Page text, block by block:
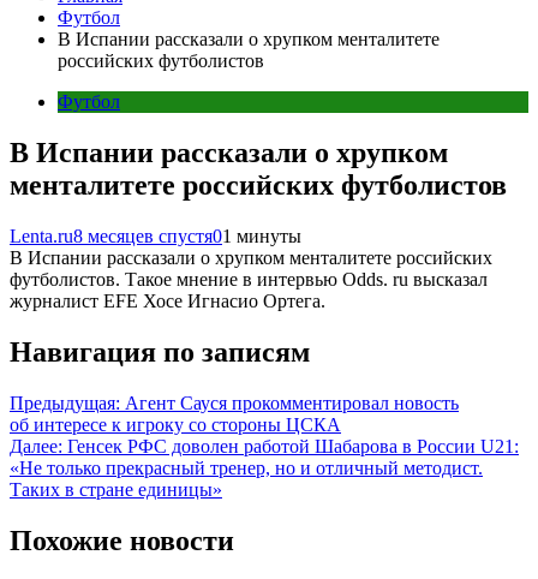
Футбол
В Испании рассказали о хрупком менталитете
российских футболистов
Футбол
В Испании рассказали о хрупком
менталитете российских футболистов
Lenta.ru8 месяцев спустя01 минуты
В Испании рассказали о хрупком менталитете российских
футболистов. Такое мнение в интервью Odds. ru высказал
журналист EFE Хосе Игнасио Ортега.
Навигация по записям
Предыдущая: Агент Сауся прокомментировал новость
об интересе к игроку со стороны ЦСКА
Далее: Генсек РФС доволен работой Шабарова в России U21:
«Не только прекрасный тренер, но и отличный методист.
Таких в стране единицы»
Похожие новости